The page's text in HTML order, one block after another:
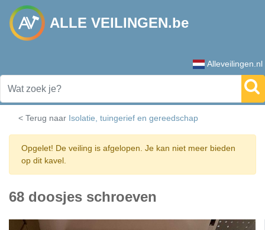
ALLE VEILINGEN.be
Alleveilingen.nl
< Terug naar Isolatie, tuingerief en gereedschap
Opgelet! De veiling is afgelopen. Je kan niet meer bieden
op dit kavel.
68 doosjes schroeven